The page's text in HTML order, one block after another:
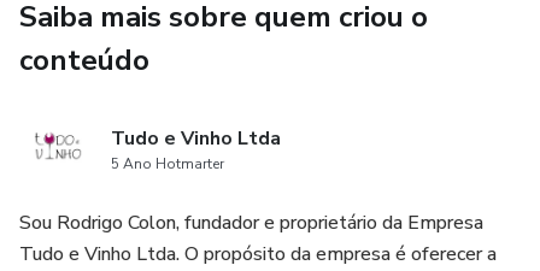
Saiba mais sobre quem criou o
conteúdo
Tudo e Vinho Ltda
5 Ano Hotmarter
Sou Rodrigo Colon, fundador e proprietário da Empresa
Tudo e Vinho Ltda. O propósito da empresa é oferecer a